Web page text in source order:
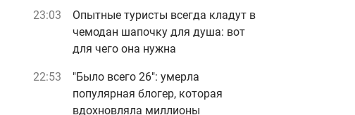
23:03
Опытные туристы всегда кладут в
чемодан шапочку для душа: вот
для чего она нужна
22:53
"Было всего 26": умерла
популярная блогер, которая
вдохновляла миллионы